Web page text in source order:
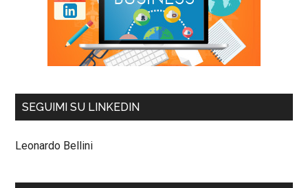
SEGUIMI SU LINKEDIN
Leonardo Bellini